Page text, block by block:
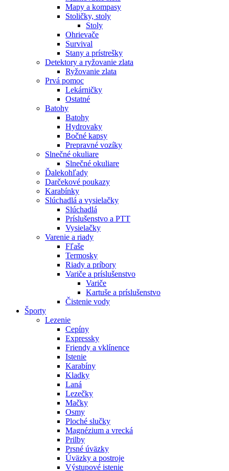
Mapy a kompasy
Stoličky, stoly
Stoly
Ohrievače
Survival
Stany a prístrešky
Detektory a ryžovanie zlata
Ryžovanie zlata
Prvá pomoc
Lekárničky
Ostatné
Batohy
Batohy
Hydrovaky
Bočné kapsy
Prepravné vozíky
Slnečné okuliare
Slnečné okuliare
Ďalekohľady
Darčekové poukazy
Karabínky
Slúchadlá a vysielačky
Slúchadlá
Príslušenstvo a PTT
Vysielačky
Varenie a riady
Fľaše
Termosky
Riady a príbory
Variče a príslušenstvo
Variče
Kartuše a príslušenstvo
Čistenie vody
Športy
Lezenie
Cepíny
Expressky
Friendy a vklínence
Istenie
Karabíny
Kladky
Laná
Lezečky
Mačky
Osmy
Ploché slučky
Magnézium a vrecká
Prilby
Prsné úväzky
Úväzky a postroje
Výstupové istenie